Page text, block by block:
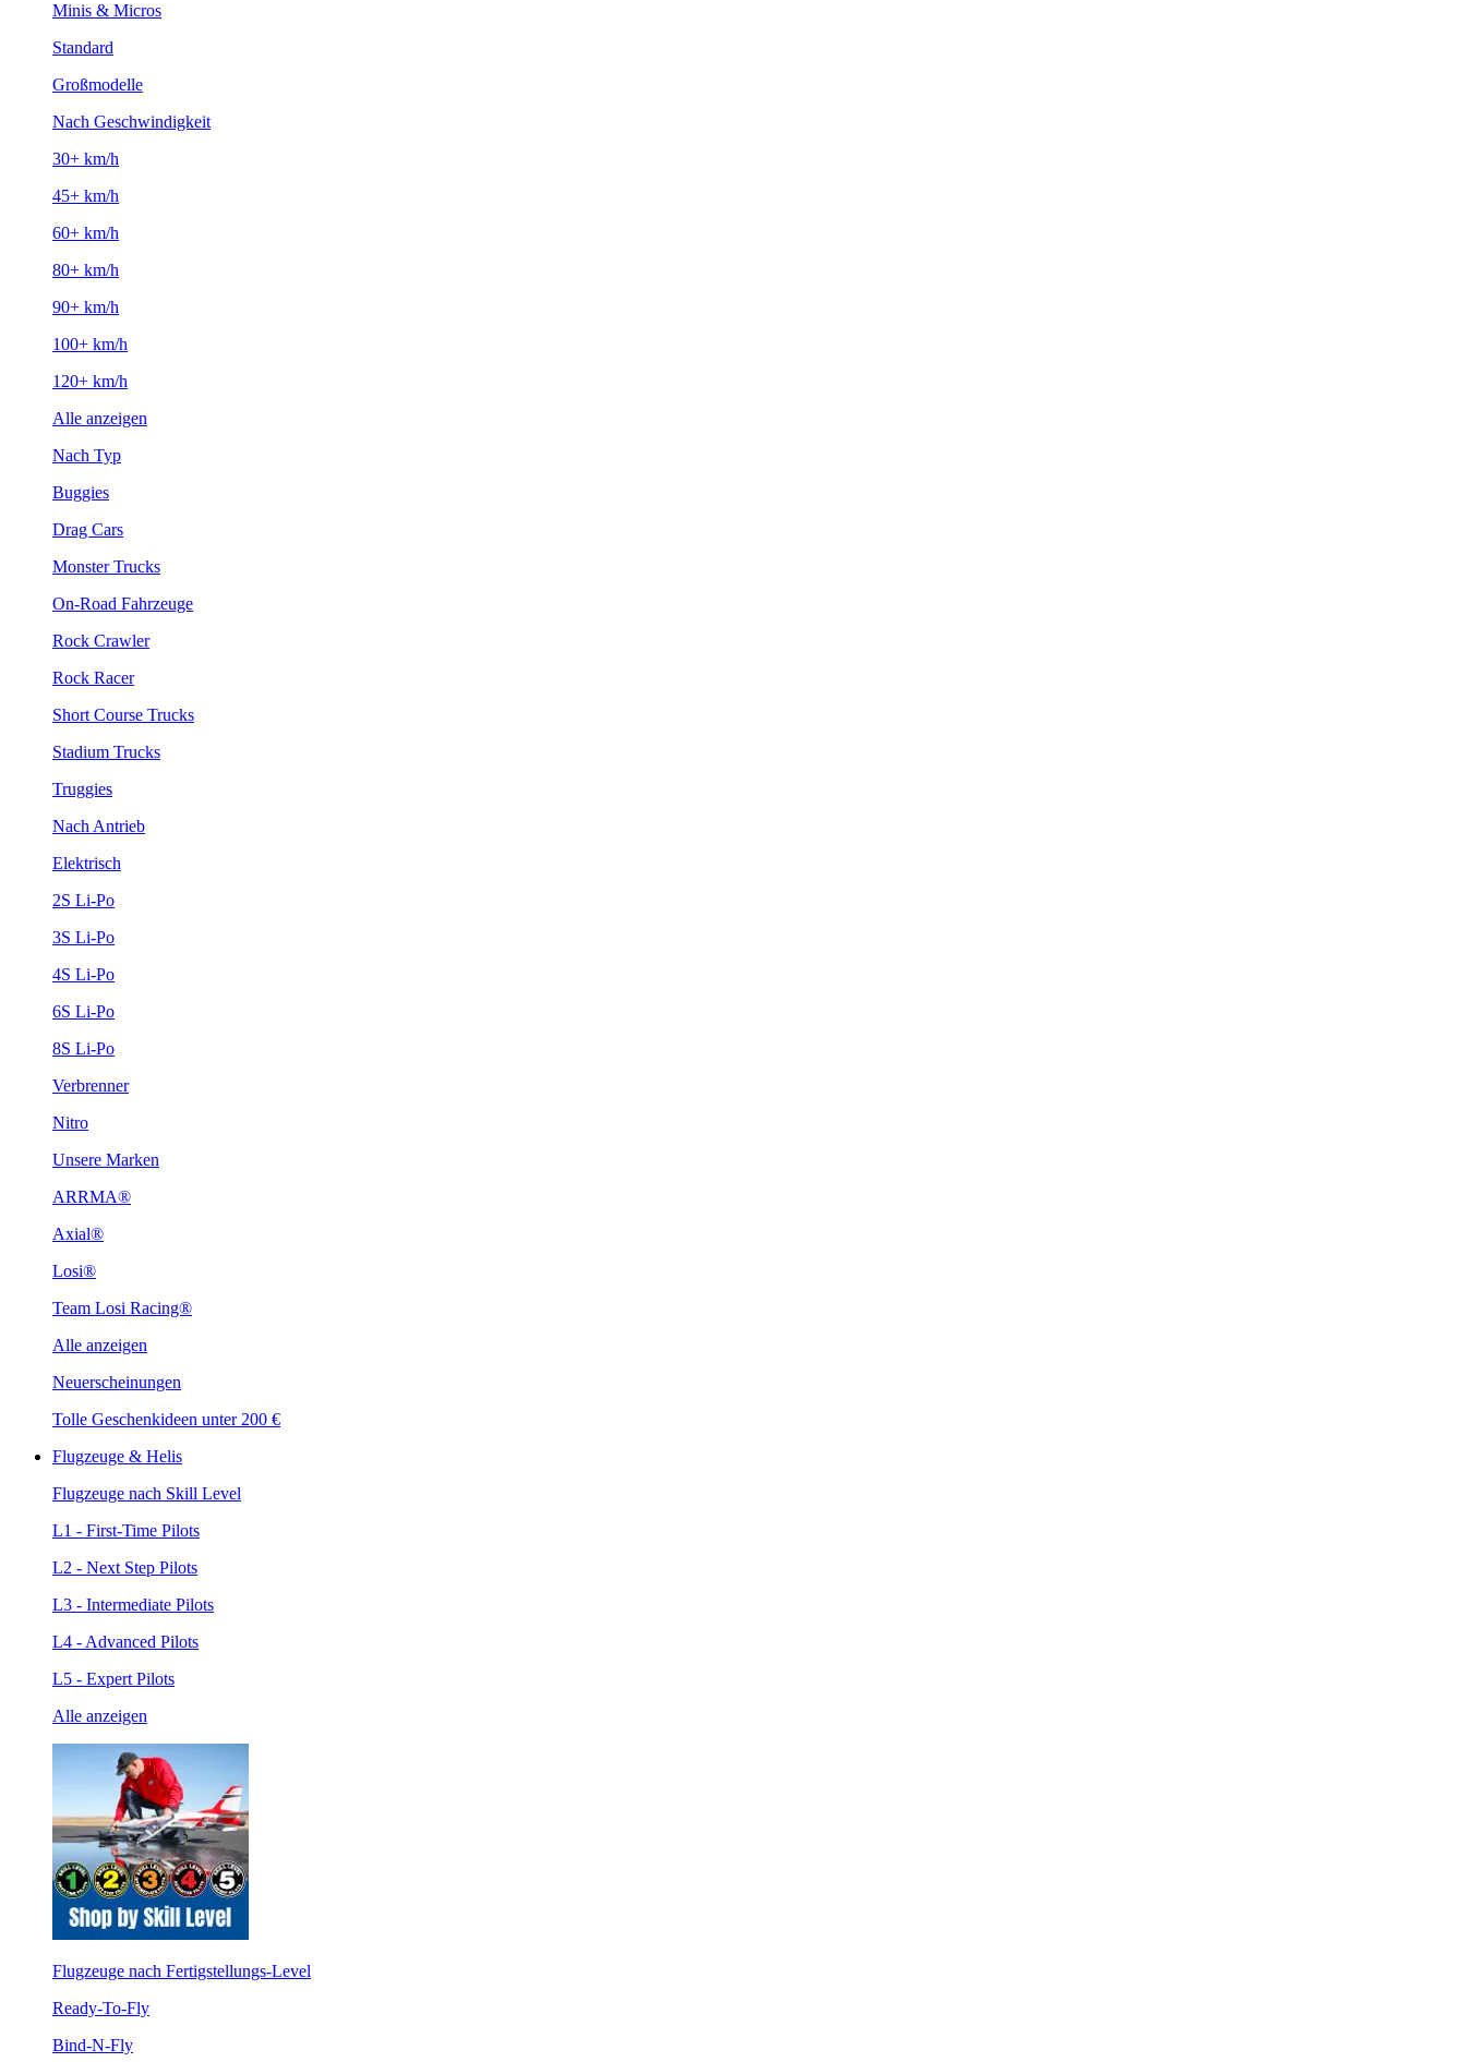
Minis & Micros
Standard
Großmodelle
Nach Geschwindigkeit
30+ km/h
45+ km/h
60+ km/h
80+ km/h
90+ km/h
100+ km/h
120+ km/h
Alle anzeigen
Nach Typ
Buggies
Drag Cars
Monster Trucks
On-Road Fahrzeuge
Rock Crawler
Rock Racer
Short Course Trucks
Stadium Trucks
Truggies
Nach Antrieb
Elektrisch
2S Li-Po
3S Li-Po
4S Li-Po
6S Li-Po
8S Li-Po
Verbrenner
Nitro
Unsere Marken
ARRMA®
Axial®
Losi®
Team Losi Racing®
Alle anzeigen
Neuerscheinungen
Tolle Geschenkideen unter 200 €
Flugzeuge & Helis
Flugzeuge nach Skill Level
L1 - First-Time Pilots
L2 - Next Step Pilots
L3 - Intermediate Pilots
L4 - Advanced Pilots
L5 - Expert Pilots
Alle anzeigen
Flugzeuge nach Fertigstellungs-Level
Ready-To-Fly
Bind-N-Fly